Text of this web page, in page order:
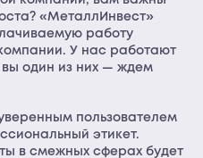
«МеталлИнвест»
работу
У нас работают
один из них — ждем
пользователем
этикет.
в смежных сферах будет